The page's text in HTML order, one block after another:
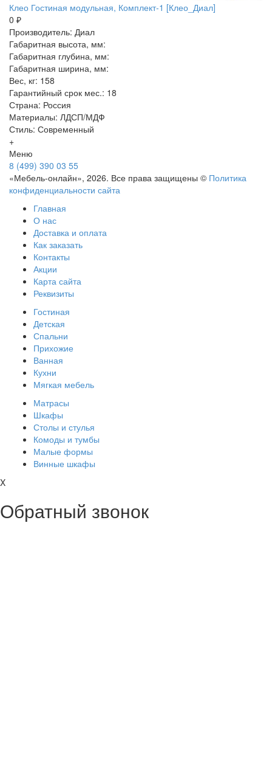
Клео Гостиная модульная, Комплект-1 [Клео_Диал]
0 ₽
Производитель: Диал
Габаритная высота, мм:
Габаритная глубина, мм:
Габаритная ширина, мм:
Вес, кг: 158
Гарантийный срок мес.: 18
Страна: Россия
Материалы: ЛДСП/МДФ
Стиль: Современный
+
Меню
8 (499) 390 03 55
«Мебель-онлайн», 2026. Все права защищены © Политика
конфиденциальности сайта
Главная
О нас
Доставка и оплата
Как заказать
Контакты
Акции
Карта сайта
Реквизиты
Гостиная
Детская
Спальни
Прихожие
Ванная
Кухни
Мягкая мебель
Матрасы
Шкафы
Столы и стулья
Комоды и тумбы
Малые формы
Винные шкафы
X
Обратный звонок